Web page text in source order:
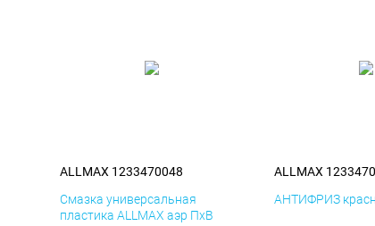
ALLMAX 1233470048
Смазка универсальная
пластика ALLMAX аэр ПхВ
ALLMAX
АНТИФРИЗ